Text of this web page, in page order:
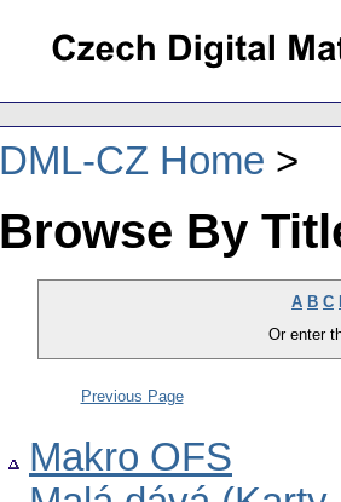
DML-CZ Home
Browse By
A B C
Or enter
Previous Page
Makro OFS